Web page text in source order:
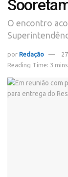
O encontro
por Redação
Reading Time: 3